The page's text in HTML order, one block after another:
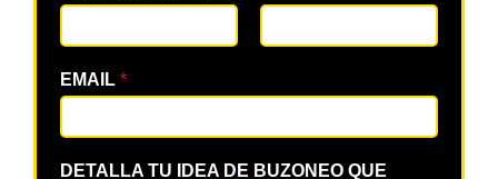
EMAIL *
DETALLA TU IDEA DE BUZONEO QUE